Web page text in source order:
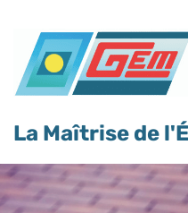
main
content
La Maîtrise de